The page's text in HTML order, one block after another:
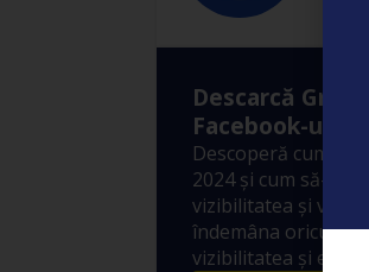
Descarcă
Facebook-ul?”
Descoperă cum
2024 și cum să-l
vizibilitatea și
îndemâna oricui
vizibilitatea și